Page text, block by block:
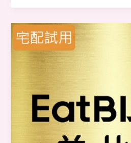
【Eatbliss
益